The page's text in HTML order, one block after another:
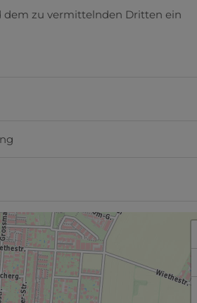
dem zu vermittelnden Dritten ein